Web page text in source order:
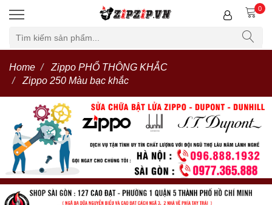
0
Home
Zippo PHỔ THÔNG KHẮC
Zippo 250 Màu bạc khắc